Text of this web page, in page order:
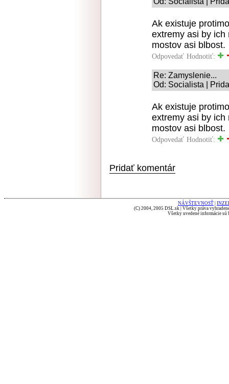
Ak existuje
extremy asi by ich
mostov asi blbost.
Odpovedať Hodnotiť:
Re: Zamyslenie...
Od: Socialista |
Ak existuje
extremy asi by ich
mostov asi blbost.
Odpovedať Hodnotiť:
Pridať komentár
NÁVŠTEVNOSŤ
(C) 2004, 2005 DSL.sk | Všetky práva
Všetky uvedené informácie sú